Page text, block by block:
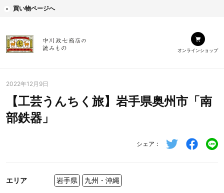
買い物ページへ
オンラインショップ
2022年12月9日
【工芸うんちく旅】岩手県奥州市「南
部鉄器」
シェア
エリア 岩手県 九州・沖縄